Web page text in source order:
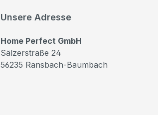
Unsere Adresse
Home Perfect GmbH
Sälzerstraße 24
56235 Ransbach-Baumbach